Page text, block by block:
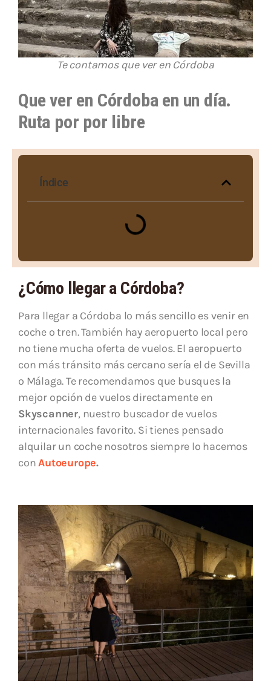
Te contamos que ver en Córdoba
Que ver en Córdoba en un día.
Ruta por por libre
Índice
¿Cómo llegar a Córdoba?
Para llegar a Córdoba lo más sencillo es venir en
coche o tren. También hay aeropuerto local pero
no tiene mucha oferta de vuelos. El aeropuerto
con más tránsito más cercano sería el de Sevilla
o Málaga. Te recomendamos que busques la
mejor opción de vuelos directamente en
Skyscanner, nuestro buscador de vuelos
internacionales favorito. Si tienes pensado
alquilar un coche nosotros siempre lo hacemos
conAutoeurope.